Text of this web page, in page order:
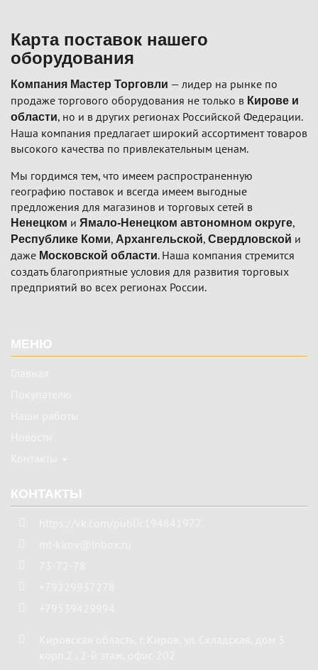
Карта поставок нашего
оборудования
Компания Мастер Торговли — лидер на рынке по
продаже торгового оборудования не только в Кирове и
области, но и в других регионах Российской Федерации.
Наша компания предлагает широкий ассортимент товаров
высокого качества по привлекательным ценам.
Мы гордимся тем, что имеем распространенную
географию поставок и всегда имеем выгодные
предложения для магазинов и торговых сетей в
Ненецком и Ямало-Ненецком автономном округе,
Республике Коми, Архангельской, Свердловской и
даже Московской области. Наша компания стремится
создать благоприятные условия для развития торговых
предприятий во всех регионах России.
МЕНЮ
КОНТАКТЫ